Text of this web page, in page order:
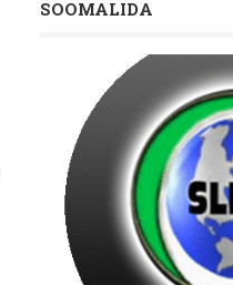
SOOMALIDA